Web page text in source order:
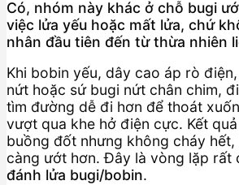
Có, nhóm này khác ở chỗ bugi
việc lửa yếu hoặc mất lửa, chứ
nhân đầu tiên đến từ thừa nhiên
Khi bobin yếu, dây cao áp rò
nứt hoặc sứ bugi nứt chân chim,
tìm đường dễ đi hơn để thoát
vượt qua khe hở điện cực. Kết
buồng đốt nhưng không cháy
càng ướt hơn. Đây là vòng lặp rất
đánh lửa bugi/bobin.